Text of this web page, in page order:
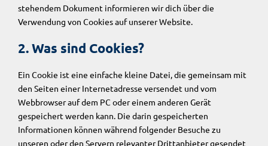
stehendem Dokument informieren wir dich über die
Verwendung von Cookies auf unserer Website.
2. Was sind Cookies?
Ein Cookie ist eine einfache kleine Datei, die gemeinsam mit
den Seiten einer Internetadresse versendet und vom
Webbrowser auf dem PC oder einem anderen Gerät
gespeichert werden kann. Die darin gespeicherten
Informationen können während folgender Besuche zu
unseren oder den Servern relevanter Drittanbieter gesendet